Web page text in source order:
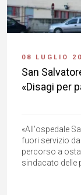
08 LUGLIO
San
«Disagi per
«All'ospedale
fuori servizio
percorso a
sindacato delle